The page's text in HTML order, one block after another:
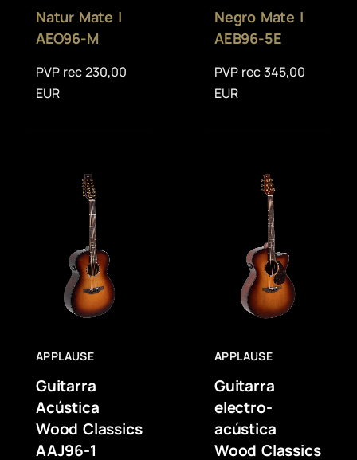
Natur Mate |
AEO96-M
PVP rec 230,00
EUR
Negro Mate |
AEB96-5E
PVP rec 345,00
EUR
APPLAUSE
Guitarra
Acústica
Wood Classics
AAJ96-1
APPLAUSE
Guitarra
electro-
acústica
Wood Classics